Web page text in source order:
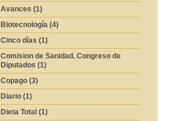
Avances (1)
Biotecnología (4)
Cinco días (1)
Comision de Sanidad. Congreso de
Diputados (1)
Copago (3)
Diario (1)
Dieta Total (1)